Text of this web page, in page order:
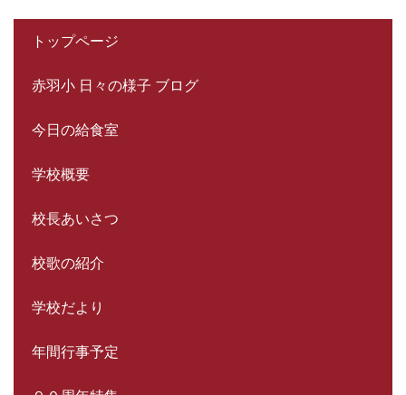
トップページ
赤羽小 日々の様子 ブログ
今日の給食室
学校概要
校長あいさつ
校歌の紹介
学校だより
年間行事予定